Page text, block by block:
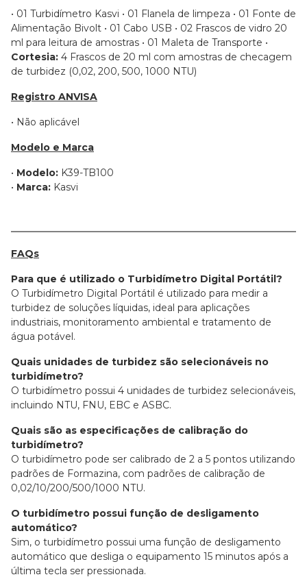
• 01 Turbidímetro Kasvi • 01 Flanela de limpeza • 01 Fonte de
Alimentação Bivolt • 01 Cabo USB • 02 Frascos de vidro 20
ml para leitura de amostras • 01 Maleta de Transporte •
Cortesia: 4 Frascos de 20 ml com amostras de checagem
de turbidez (0,02, 200, 500, 1000 NTU)
Registro ANVISA
• Não aplicável
Modelo e Marca
• Modelo: K39-TB100
• Marca: Kasvi
FAQs
Para que é utilizado o Turbidímetro Digital Portátil?
O Turbidímetro Digital Portátil é utilizado para medir a
turbidez de soluções líquidas, ideal para aplicações
industriais, monitoramento ambiental e tratamento de
água potável.
Quais unidades de turbidez são selecionáveis no
turbidímetro?
O turbidímetro possui 4 unidades de turbidez selecionáveis,
incluindo NTU, FNU, EBC e ASBC.
Quais são as especificações de calibração do
turbidímetro?
O turbidímetro pode ser calibrado de 2 a 5 pontos utilizando
padrões de Formazina, com padrões de calibração de
0,02/10/200/500/1000 NTU.
O turbidímetro possui função de desligamento
automático?
Sim, o turbidímetro possui uma função de desligamento
automático que desliga o equipamento 15 minutos após a
última tecla ser pressionada.